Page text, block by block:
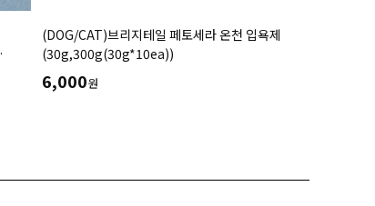
(DOG/CAT)브리지테일 페토세라 온천 입욕제
(30g,300g(30g*10ea))
6,000원